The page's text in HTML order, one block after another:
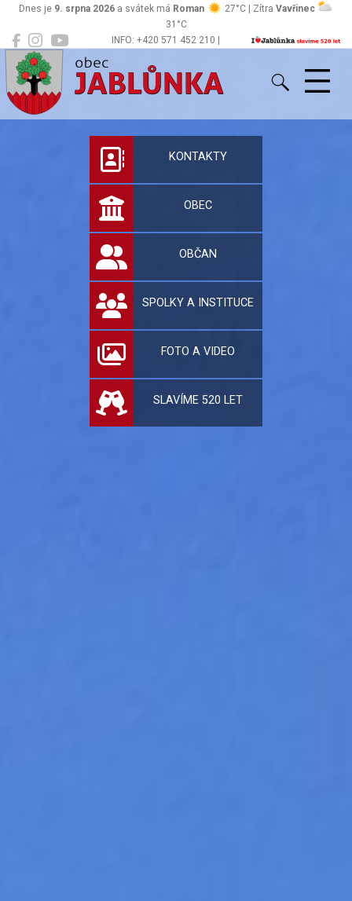
INFO: +420 571 452 210 |
Dnes je 9. srpna 2026 a svátek má Roman 27°C | Zítra Vavřinec
31°C
Jablůnka
Oficiální stránky
KONTAKTY
OBEC
OBČAN
SPOLKY A INSTITUCE
FOTO A VIDEO
SLAVÍME 520 LET